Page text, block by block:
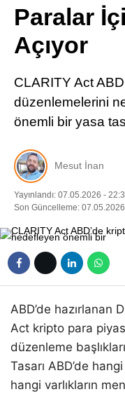
Paralar
Açıyor
CLARITY Act
düzenlemelerini
önemli bir yasa
Mesut İnan
Yayınlandı: 07.05.2026 -
Son Güncelleme:
ABD’de hazırlanan
Act kripto para
düzenleme
Tasarı ABD’de
hangi varlıkların